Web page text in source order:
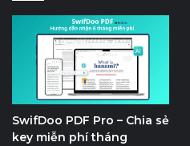
SwifDoo PDF Pro – Chia sẻ
key miễn phí tháng